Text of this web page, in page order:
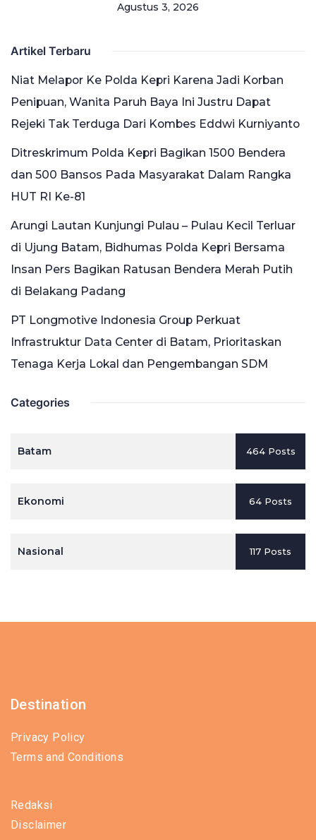
Agustus 3, 2026
Artikel Terbaru
Niat Melapor Ke Polda Kepri Karena Jadi Korban
Penipuan, Wanita Paruh Baya Ini Justru Dapat
Rejeki Tak Terduga Dari Kombes Eddwi Kurniyanto
Ditreskrimum Polda Kepri Bagikan 1500 Bendera
dan 500 Bansos Pada Masyarakat Dalam Rangka
HUT RI Ke-81
Arungi Lautan Kunjungi Pulau – Pulau Kecil Terluar
di Ujung Batam, Bidhumas Polda Kepri Bersama
Insan Pers Bagikan Ratusan Bendera Merah Putih
di Belakang Padang
PT Longmotive Indonesia Group Perkuat
Infrastruktur Data Center di Batam, Prioritaskan
Tenaga Kerja Lokal dan Pengembangan SDM
Categories
Batam 464 Posts
Ekonomi 64 Posts
Nasional 117 Posts
Destination
Privacy Policy
Terms and Conditions
Redaksi
Disclaimer